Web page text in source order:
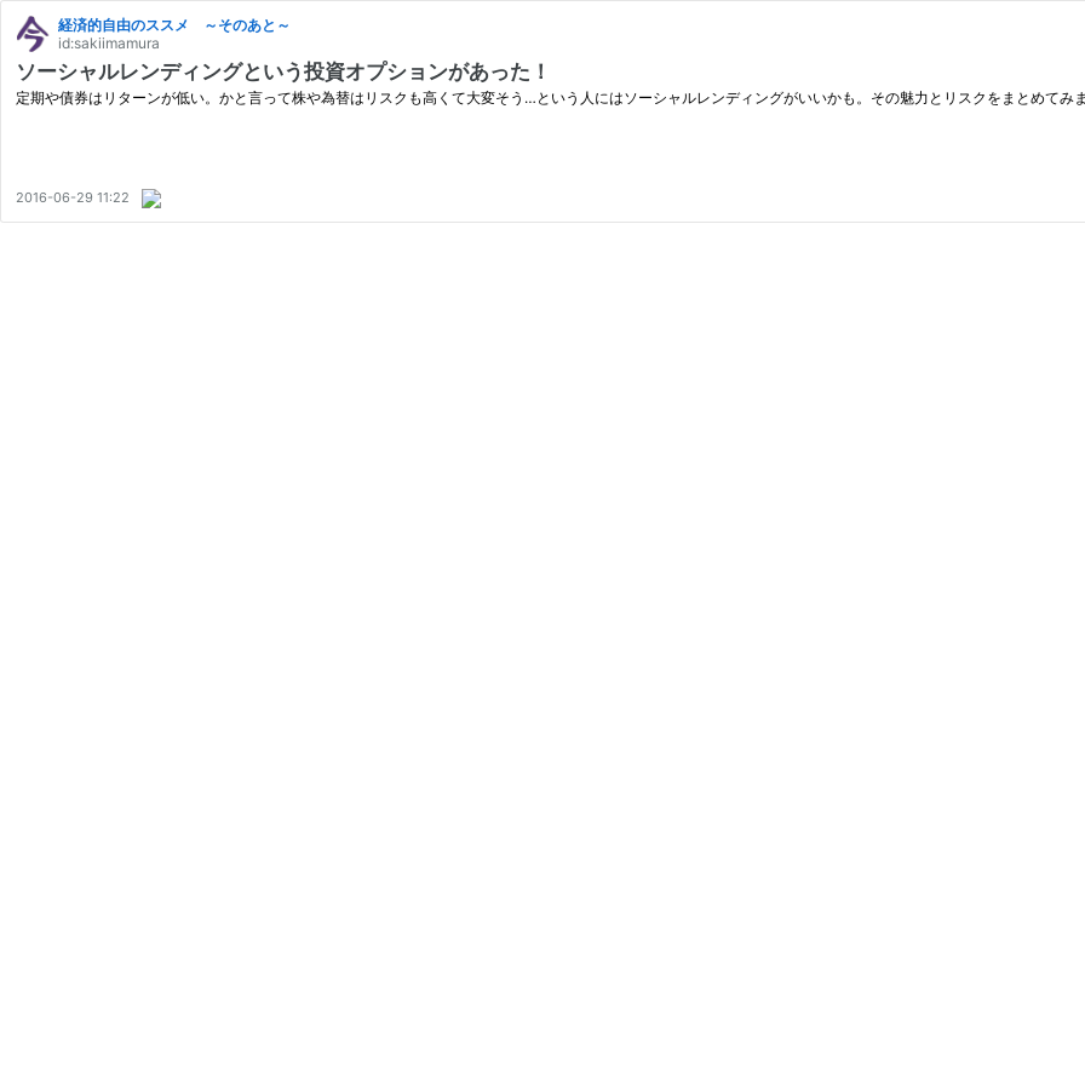
経済的自由のススメ ～そのあと～
id:sakiimamura
ソーシャルレンディングという投資オプションがあった！
定期や債券はリターンが低い。かと言って株や為替はリスクも高くて大変そう…という人にはソーシャルレンディングがいいかも。その魅力とリスクをまとめてみ
2016-06-29 11:22